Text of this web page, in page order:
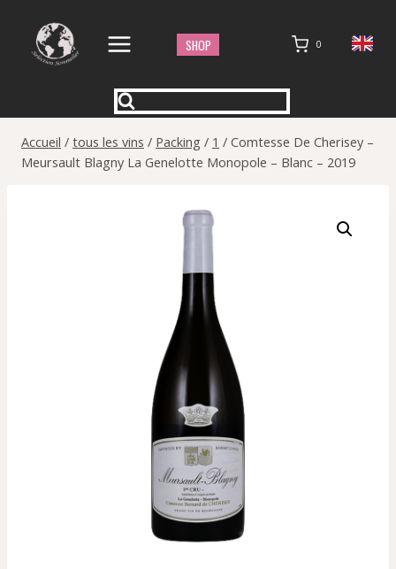
contenu
SHOP 0
Accueil / tous les vins / Packing / 1 / Comtesse De Cherisey –
Meursault Blagny La Genelotte Monopole – Blanc – 2019